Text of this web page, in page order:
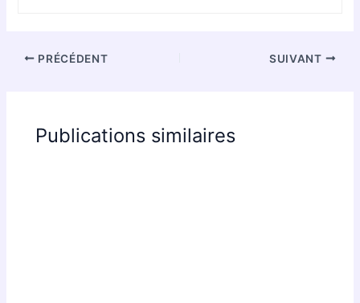
PRÉCÉDENT SUIVANT
Publications similaires